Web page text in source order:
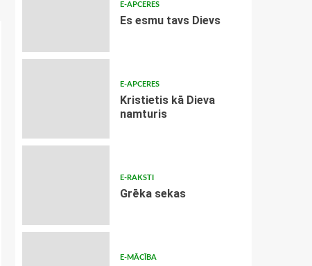
E-APCERES
Es esmu tavs Dievs
E-APCERES
Kristietis kā Dieva
namturis
E-RAKSTI
Grēka sekas
E-MĀCĪBA